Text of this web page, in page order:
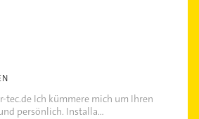
tec.de Ich kümmere mich um Ihren
persönlich. Installa...